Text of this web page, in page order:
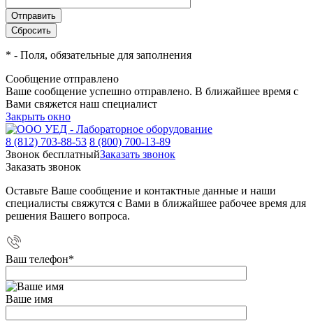
* - Поля, обязательные для заполнения
Сообщение отправлено
Ваше сообщение успешно отправлено. В ближайшее время с
Вами свяжется наш специалист
Закрыть окно
8 (812) 703-88-53 8 (800) 700-13-89
Звонок бесплатныйЗаказать звонок
Заказать звонок
Оставьте Ваше сообщение и контактные данные и наши
специалисты свяжутся с Вами в ближайшее рабочее время для
решения Вашего вопроса.
Ваш телефон*
Ваше имя